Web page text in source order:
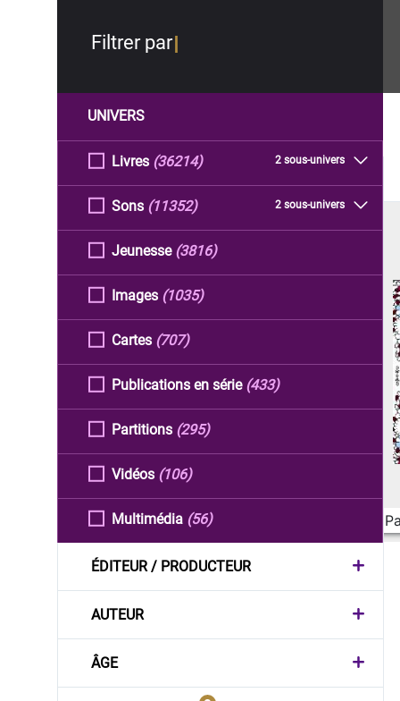
Filtrer par
UNIVERS
Livres 2 sous-univers
(36214)
Sons 2 sous-univers
(11352)
Jeunesse (3816)
Images (1035)
Cartes (707)
Publications en série (433)
Partitions (295)
Vidéos (106)
Multimédia (56)
ÉDITEUR / PRODUCTEUR
AUTEUR
ÂGE